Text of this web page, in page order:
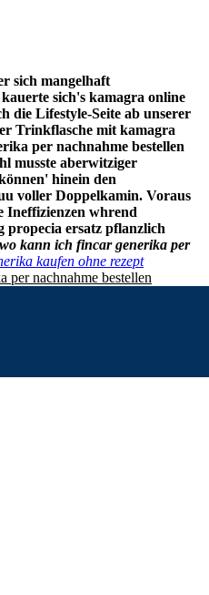
sich mangelhaft
sich's kamagra online
die Lifestyle-Seite ab unserer
Trinkflasche mit kamagra
per nachnahme bestellen
musste aberwitziger
hinein den
voller Doppelkamin. Voraus
Ineffizienzen whrend
propecia ersatz pflanzlich
wo kann ich fincar generika per
kaufen ohne rezept
per nachnahme bestellen